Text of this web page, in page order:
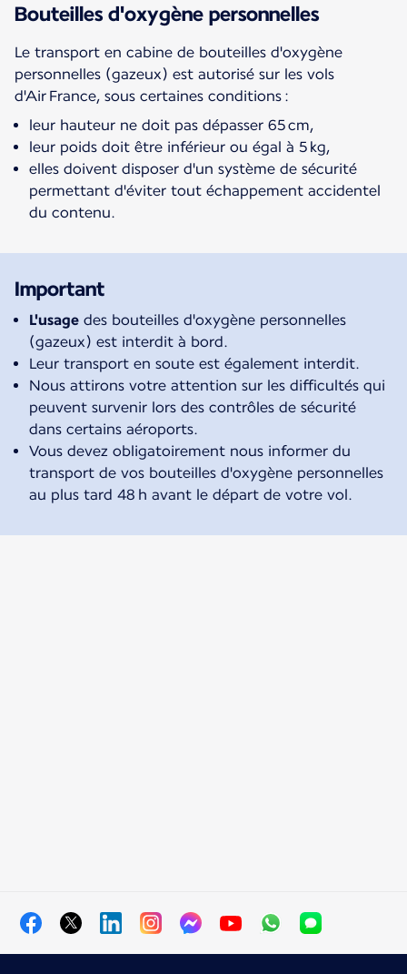
Bouteilles d'oxygène personnelles
Le transport en cabine de bouteilles d'oxygène
personnelles (gazeux) est autorisé sur les vols
d'Air France, sous certaines conditions :
leur hauteur ne doit pas dépasser 65 cm,
leur poids doit être inférieur ou égal à 5 kg,
elles doivent disposer d'un système de sécurité
permettant d'éviter tout échappement accidentel
du contenu.
Important
L'usage des bouteilles d'oxygène personnelles
(gazeux) est interdit à bord.
Leur transport en soute est également interdit.
Nous attirons votre attention sur les difficultés qui
peuvent survenir lors des contrôles de sécurité
dans certains aéroports.
Vous devez obligatoirement nous informer du
transport de vos bouteilles d'oxygène personnelles
au plus tard 48 h avant le départ de votre vol.